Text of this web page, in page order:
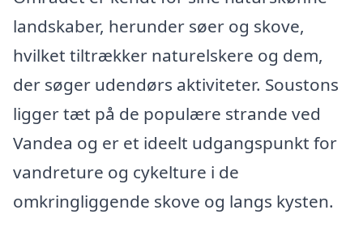
landskaber, herunder søer og skove,
hvilket tiltrækker naturelskere og dem,
der søger udendørs aktiviteter. Soustons
ligger tæt på de populære strande ved
Vandea og er et ideelt udgangspunkt for
vandreture og cykelture i de
omkringliggende skove og langs kysten.